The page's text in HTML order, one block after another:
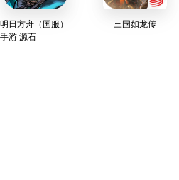
明日方舟（国服）
手游 源石
三国如龙传